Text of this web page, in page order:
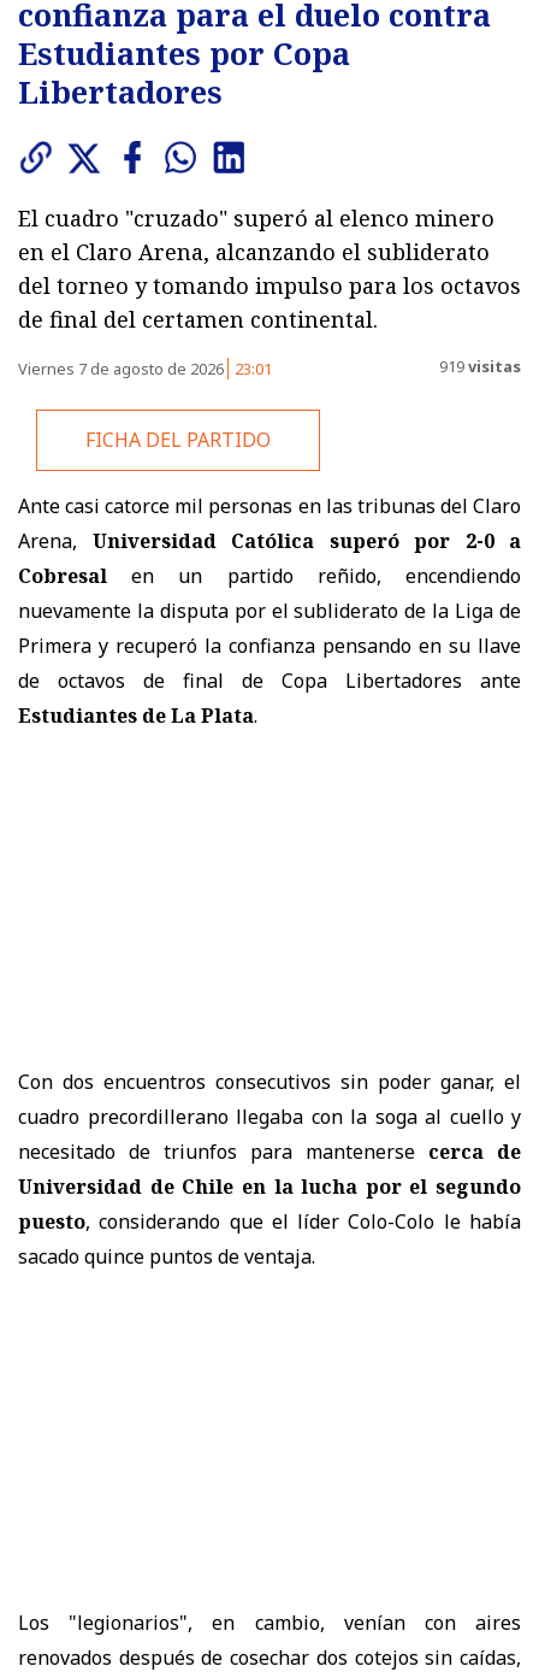
confianza para el duelo contra
Estudiantes por Copa
Libertadores
El cuadro "cruzado" superó al elenco minero
en el Claro Arena, alcanzando el subliderato
del torneo y tomando impulso para los octavos
de final del certamen continental.
Viernes 7 de agosto de 2026 23:01 919visitas
FICHA DEL PARTIDO
Ante casi catorce mil personas en las tribunas del Claro
Arena, Universidad Católica superó por 2-0 a
Cobresal en un partido reñido, encendiendo
nuevamente la disputa por el subliderato de la Liga de
Primera y recuperó la confianza pensando en su llave
de octavos de final de Copa Libertadores ante
Estudiantes de La Plata.
Con dos encuentros consecutivos sin poder ganar, el
cuadro precordillerano llegaba con la soga al cuello y
necesitado de triunfos para mantenerse cerca de
Universidad de Chile en la lucha por el segundo
puesto, considerando que el líder Colo-Colo le había
sacado quince puntos de ventaja.
Los "legionarios", en cambio, venían con aires
renovados después de cosechar dos cotejos sin caídas,